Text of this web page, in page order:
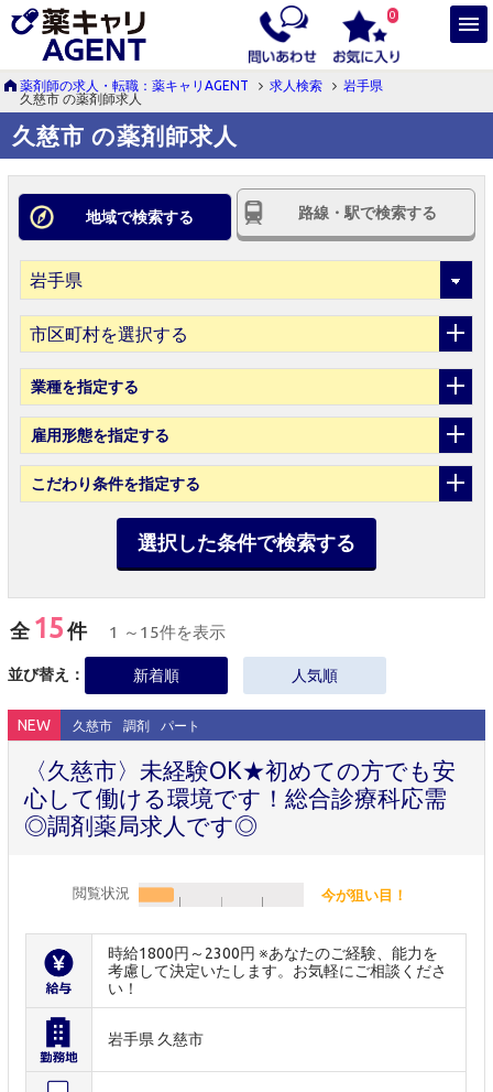
0
薬剤師の求人・転職：薬キャリAGENT 求人検索
岩手県
久慈市 の薬剤師求人
久慈市 の薬剤師求人
地域で検索する 路線・駅で検索する
市区町村を選択する
業種を指定する
雇用形態を指定する
こだわり条件を指定する
選択した条件で検索する
全 15 件 1 ～15件を表示
並び替え： 新着順 人気順
NEW 久慈市 調剤 パート
〈久慈市〉未経験OK★初めての方でも安
心して働ける環境です！総合診療科応需
◎調剤薬局求人です◎
閲覧状況 今が狙い目！
時給1800円～2300円 ※あなたのご経験、能力を
考慮して決定いたします。お気軽にご相談くださ
い！
岩手県 久慈市